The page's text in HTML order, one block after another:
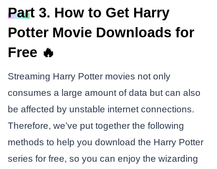
Part 3. How to Get Harry
Potter Movie Downloads for
Free 🔥
Streaming Harry Potter movies not only
consumes a large amount of data but can also
be affected by unstable internet connections.
Therefore, we’ve put together the following
methods to help you download the Harry Potter
series for free, so you can enjoy the wizarding